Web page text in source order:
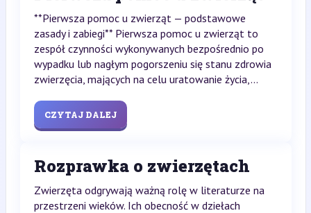
**Pierwsza pomoc u zwierząt — podstawowe
zasady i zabiegi** Pierwsza pomoc u zwierząt to
zespół czynności wykonywanych bezpośrednio po
wypadku lub nagłym pogorszeniu się stanu zdrowia
zwierzęcia, mających na celu uratowanie życia,...
CZYTAJ DALEJ
Rozprawka o zwierzętach
Zwierzęta odgrywają ważną rolę w literaturze na
przestrzeni wieków. Ich obecność w dziełach